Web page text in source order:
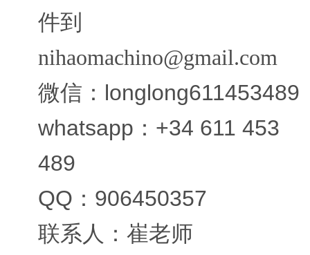
件到
nihaomachino@gmail.com
微信：longlong611453489
whatsapp：+34 611 453
489
QQ：906450357
联系人：崔老师